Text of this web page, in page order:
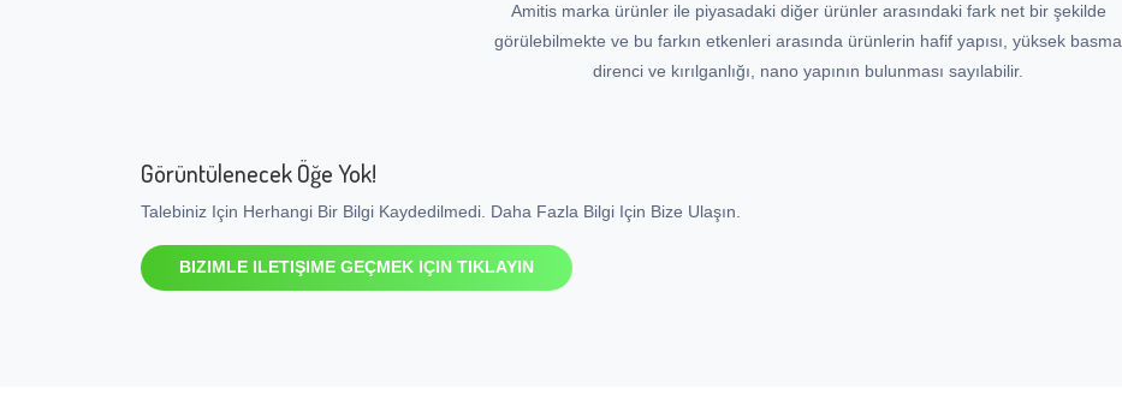
Amitis marka ürünler ile piyasadaki diğer ürünler arasındaki fark net bir şekilde
görülebilmekte ve bu farkın etkenleri arasında ürünlerin hafif yapısı, yüksek basma
direnci ve kırılganlığı, nano yapının bulunması sayılabilir.
Görüntülenecek Öğe Yok!
Talebiniz Için Herhangi Bir Bilgi Kaydedilmedi. Daha Fazla Bilgi Için Bize Ulaşın.
BIZIMLE ILETIŞIME GEÇMEK IÇIN TIKLAYIN